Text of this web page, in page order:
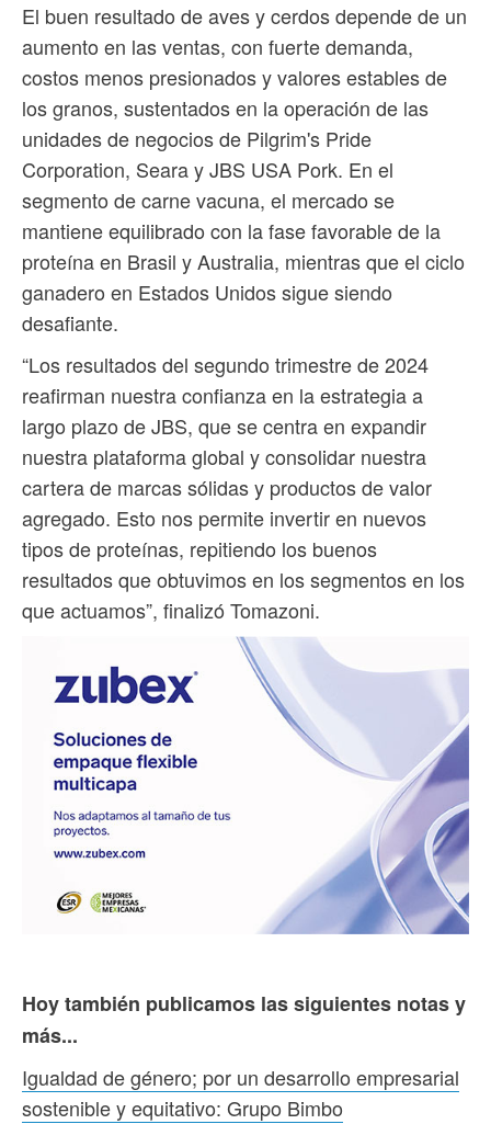
El buen resultado de aves y cerdos depende de un
aumento en las ventas, con fuerte demanda,
costos menos presionados y valores estables de
los granos, sustentados en la operación de las
unidades de negocios de Pilgrim's Pride
Corporation, Seara y JBS USA Pork. En el
segmento de carne vacuna, el mercado se
mantiene equilibrado con la fase favorable de la
proteína en Brasil y Australia, mientras que el ciclo
ganadero en Estados Unidos sigue siendo
desafiante.
“Los resultados del segundo trimestre de 2024
reafirman nuestra confianza en la estrategia a
largo plazo de JBS, que se centra en expandir
nuestra plataforma global y consolidar nuestra
cartera de marcas sólidas y productos de valor
agregado. Esto nos permite invertir en nuevos
tipos de proteínas, repitiendo los buenos
resultados que obtuvimos en los segmentos en los
que actuamos”, finalizó Tomazoni.
Hoy también publicamos las siguientes notas y
más...
Igualdad de género; por un desarrollo empresarial
sostenible y equitativo: Grupo Bimbo